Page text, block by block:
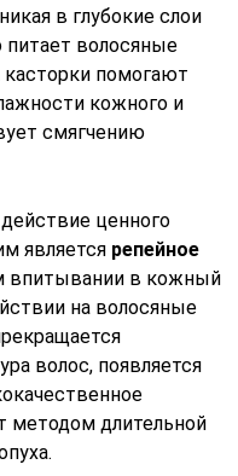
в глубокие слои
питает волосяные
помогают
кожного и
смягчению
ценного
является репейное
впитывании в кожный
на волосяные
волос, появляется
методом длительной